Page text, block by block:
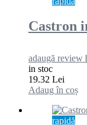
Castron
adaugă review
in stoc
19.32 Lei
Adaug în coș
rapidă